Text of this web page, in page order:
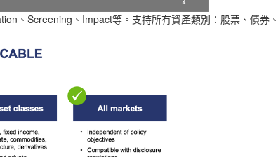
、 Screening 、 Impact等。支持所有資產類別：股票、債券